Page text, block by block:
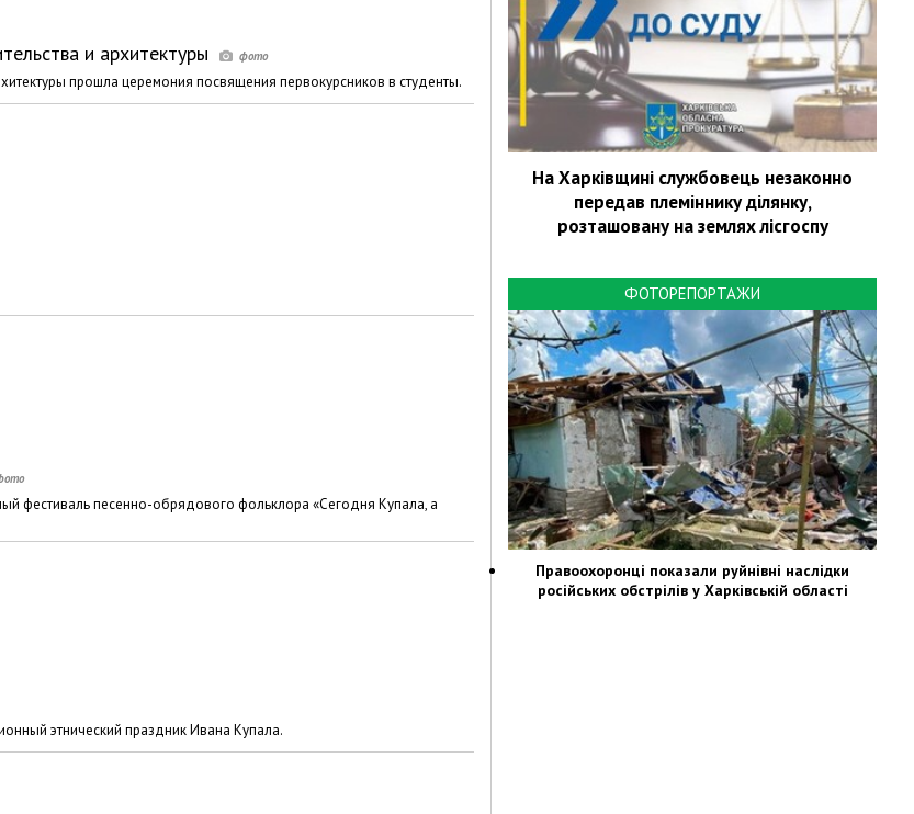
и архитектуры
прошла церемония посвящения первокурсников в студенты.
фестиваль песенно-обрядового фольклора «Сегодня Купала, а
этнический праздник Ивана Купала.
На Харківщині службовець незаконно
передав племіннику ділянку,
розташовану на землях лісгоспу
ФОТОРЕПОРТАЖИ
Правоохоронці показали руйнівні наслідки
російських обстрілів у Харківській області